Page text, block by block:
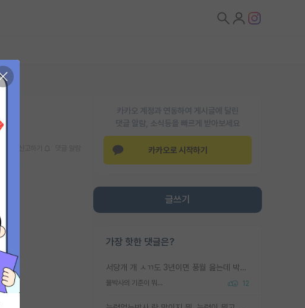
카카오 계정과 연동하여 게시글에 달린
댓글 알람, 소식등을 빠르게 받아보세요
카카오로 시작하기
글쓰기
가장 핫한 댓글은?
서당개 개 ㅅㄲ도 3년이면 풍월 읊는데 박사 5년 이상 대리고 있으면서 물된건 교수 탓 맞는ㄱ게 거기가 서당이 아니란 소리임
물박사의 기준이 뭐임? 12